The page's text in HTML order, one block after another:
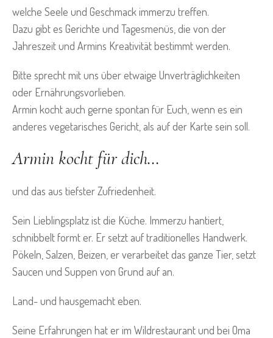
welche Seele und Geschmack immerzu treffen.
Dazu gibt es Gerichte und Tagesmenüs, die von der
Jahreszeit und Armins Kreativität bestimmt werden.
Bitte sprecht mit uns über etwaige Unverträglichkeiten
oder Ernährungsvorlieben.
Armin kocht auch gerne spontan für Euch, wenn es ein
anderes vegetarisches Gericht, als auf der Karte sein soll.
Armin kocht für dich…
und das aus tiefster Zufriedenheit.
Sein Lieblingsplatz ist die Küche. Immerzu hantiert,
schnibbelt formt er. Er setzt auf traditionelles Handwerk.
Pökeln, Salzen, Beizen, er verarbeitet das ganze Tier, setzt
Saucen und Suppen von Grund auf an.
Land- und hausgemacht eben.
Seine Erfahrungen hat er im Wildrestaurant und bei Oma